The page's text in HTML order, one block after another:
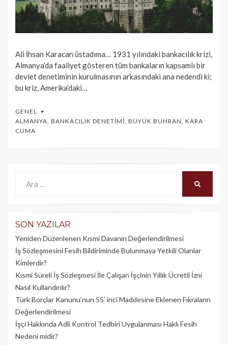
Ali İhsan Karacan üstadıma… 1931 yılındaki bankacılık krizi,
Almanya’da faaliyet gösteren tüm bankaların kapsamlı bir
devlet denetiminin kurulmasının arkasındaki ana nedendi ki;
bu kriz, Amerika’daki…
GENEL
ALMANYA, BANKACILIK DENETIMI, BÜYÜK BUHRAN, KARA
CUMA
SON YAZILAR
Yeniden Düzenlenen Kısmi Davanın Değerlendirilmesi
İş Sözleşmesini Fesih Bildiriminde Bulunmaya Yetkili Olanlar
Kimlerdir?
Kısmi Süreli İş Sözleşmesi İle Çalışan İşçinin Yıllık Üc­retli İzni
Nasıl Kullandırılır?
Türk Borçlar Kanunu’nun 55’ inci Maddesine Eklenen Fıkraların
Değerlendirilmesi
İşçi Hakkında Adli Kontrol Tedbiri Uygulanması Haklı Fesih
Nedeni midir?